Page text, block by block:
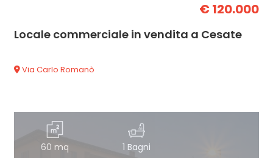
€ 120.000
Locale commerciale in vendita a Cesate
Via Carlo Romanò
60 mq 1 Bagni